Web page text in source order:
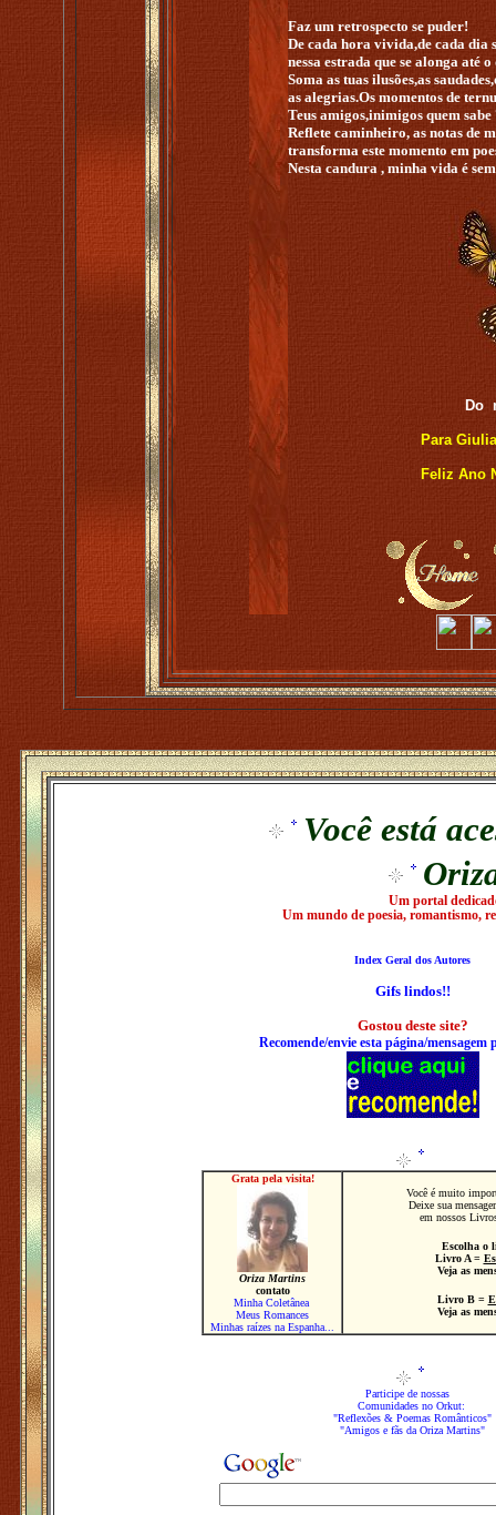
Faz um retrospecto se puder!
De cada hora vivida,de cada dia
nessa estrada que se alonga até
Soma as tuas ilusões,as
as alegrias.Os momentos de
Teus amigos,inimigos quem sabe
Reflete caminheiro, as notas de
transforma este momento em
Nesta candura , minha vida é
Do
Para Giulia
Feliz Ano
Você está
Um portal
Um mundo de poesia, romantismo,
Index Geral dos Autores
Gifs lindos!!
Gostou deste site?
Recomende/envie esta página/mensagem
Grata pela visita!
Oriza Martins
contato
Minha Coletânea
Meus Romances
Minhas raízes na Espanha...
Você é muito
Deixe sua
em nossos
Escolha
Livro A =
Veja as
Livro B =
Veja as
Participe de nossas
Comunidades no Orkut:
"Reflexões & Poemas Românticos"
"Amigos e fãs da Oriza Martins"